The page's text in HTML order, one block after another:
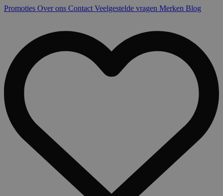
Promoties Over ons Contact Veelgestelde vragen Merken Blog